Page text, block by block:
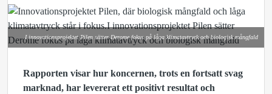
I innovationsprojektet Pilen sätter Derome fokus på låga klimatavtryck och biologisk mångfald
Rapporten visar hur koncernen, trots en fortsatt svag
marknad, har levererat ett positivt resultat och